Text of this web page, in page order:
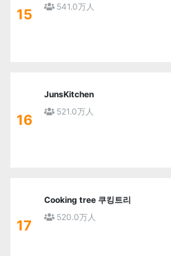
15
541.0万人
16
JunsKitchen
521.0万人
17
Cooking tree 쿠킹트리
520.0万人